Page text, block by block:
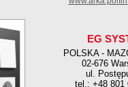
EG
POLSKA -
02-676
ul.
tel.: +48 801